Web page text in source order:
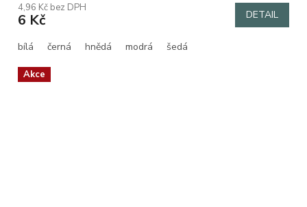
4,96 Kč bez DPH
6 Kč DETAIL
bílá černá hnědá modrá šedá
Akce